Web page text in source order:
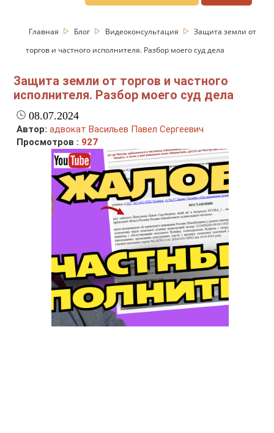
Главная Блог Видеоконсультация
Защита земли от
торгов и частного исполнителя. Разбор моего суд дела
Защита земли от торгов и частного
исполнителя. Разбор моего суд дела
08.07.2024
Автор: адвокат Васильев Павел Сергеевич
Просмотров : 927